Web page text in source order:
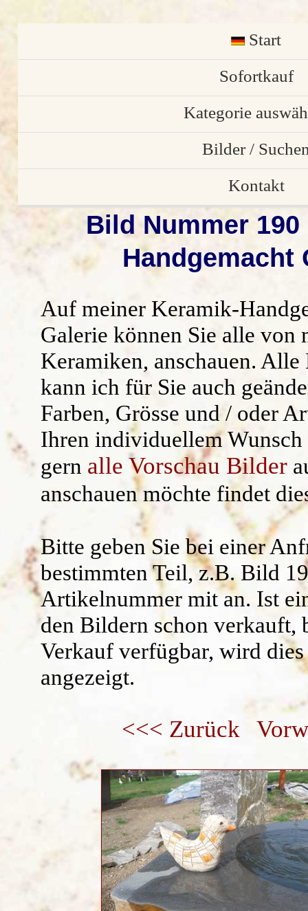
Start
English
Sofortkauf
Kategorie
Osterschmuck
individuelle
Kantenhocker
Uhren /
Bilder /
Bilder von
Bilder Galerie
alle Vorschau
Kontakt
Anfrage/
Impressum
Widerruf/
Bild Nummer
Handgemacht
Auf meiner Keramik-
Galerie können Sie alle von
Keramiken, anschauen. Alle
kann ich für Sie auch
Farben, Grösse und / oder
Ihren individuellem Wunsch
gern alle Vorschau Bilder
anschauen möchte findet
Bitte geben Sie bei einer
bestimmten Teil, z.B.Bild
Artikelnummer mit an. Ist
den Bildern schon verkauft,
Verkauf verfügbar, wird
angezeigt.
<<< Zurück